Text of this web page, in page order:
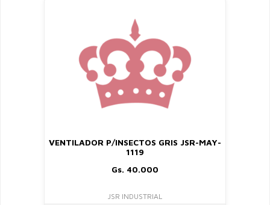
VENTILADOR P/INSECTOS GRIS JSR-MAY-
1119
Gs. 40.000
JSR INDUSTRIAL